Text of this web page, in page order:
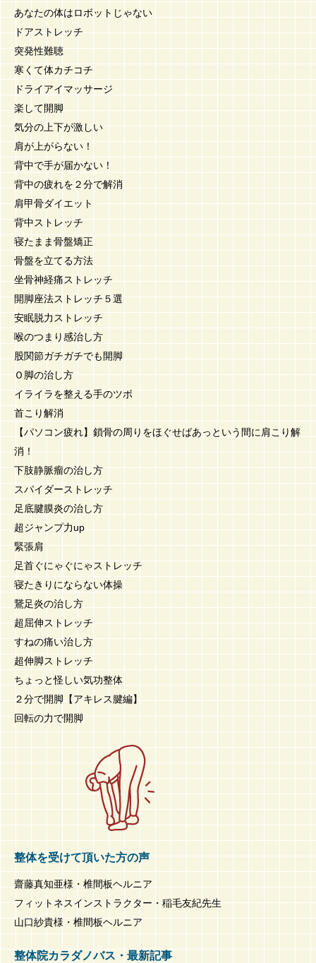
あなたの体はロボットじゃない
ドアストレッチ
突発性難聴
寒くて体カチコチ
ドライアイマッサージ
楽して開脚
気分の上下が激しい
肩が上がらない！
背中で手が届かない！
背中の疲れを２分で解消
肩甲骨ダイエット
背中ストレッチ
寝たまま骨盤矯正
骨盤を立てる方法
坐骨神経痛ストレッチ
開脚座法ストレッチ５選
安眠脱力ストレッチ
喉のつまり感治し方
股関節ガチガチでも開脚
Ｏ脚の治し方
イライラを整える手のツボ
首こり解消
【パソコン疲れ】鎖骨の周りをほぐせばあっという間に肩こり解
消！
下肢静脈瘤の治し方
スパイダーストレッチ
足底腱膜炎の治し方
超ジャンプ力up
緊張肩
足首ぐにゃぐにゃストレッチ
寝たきりにならない体操
鵞足炎の治し方
超屈伸ストレッチ
すねの痛い治し方
超伸脚ストレッチ
ちょっと怪しい気功整体
２分で開脚【アキレス腱編】
回転の力で開脚
整体を受けて頂いた方の声
齋藤真知亜様・椎間板ヘルニア
フィットネスインストラクター・稲毛友紀先生
山口紗貴様・椎間板ヘルニア
整体院カラダノバス・最新記事